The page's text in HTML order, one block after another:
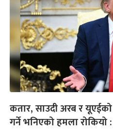
कतार, साउदी अरब र
गर्ने भनिएको हमला रोकियो :